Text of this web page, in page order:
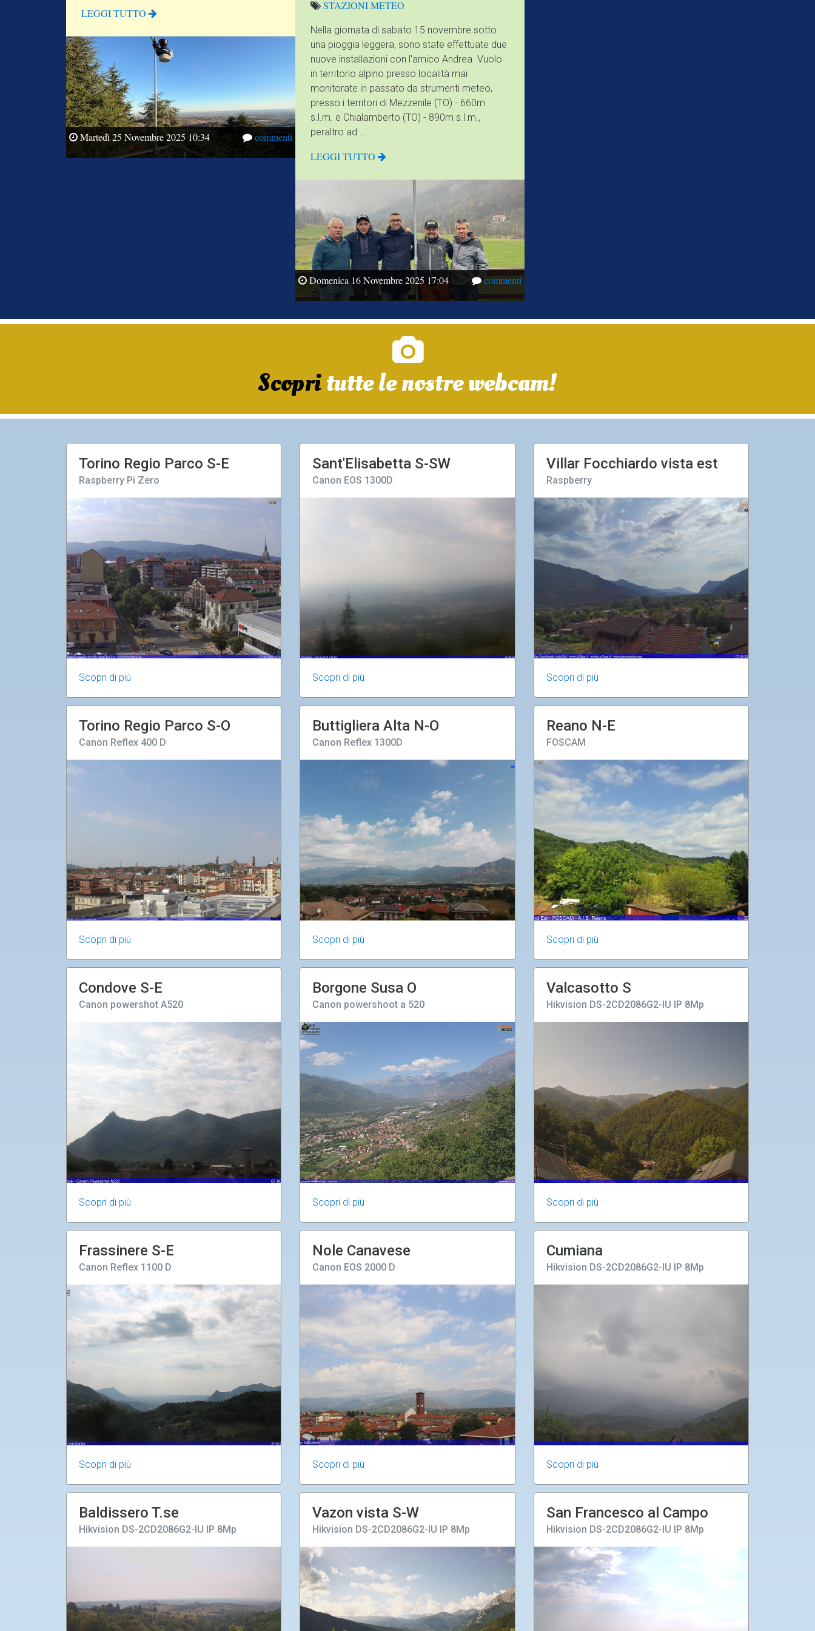
Precipitazione oraria (mm) Accumulo precipitazioni
(mm)
12:00 AM 08:00 AM
0
2
LEGGI TUTTO
Martedì 25 Novembre 2025 10:34 commenti
STAZIONIMETEO
Nella giornata di sabato 15 novembre sotto
una pioggia leggera, sono state effettuate due
nuove installazioni con l'amico Andrea Vuolo
in territorio alpino presso località mai
monitorate in passato da strumenti meteo,
presso i territori di Mezzenile (TO) - 660m
s.l.m. e Chialamberto (TO) - 890m s.l.m.,
peraltro ad …
LEGGI TUTTO
Domenica 16 Novembre 2025 17:04 commenti
Scopritutte le nostre webcam!
Torino Regio Parco S-E
Raspberry Pi Zero
Scopri di più
Sant'Elisabetta S-SW
Canon EOS 1300D
Scopri di più
Villar Focchiardo vista est
Raspberry
Scopri di più
Torino Regio Parco S-O
Canon Reflex 400 D
Scopri di più
Buttigliera Alta N-O
Canon Reflex 1300D
Scopri di più
Reano N-E
FOSCAM
Scopri di più
Condove S-E
Canon powershot A520
Scopri di più
Borgone Susa O
Canon powershoot a 520
Scopri di più
Valcasotto S
Hikvision DS-2CD2086G2-IU IP 8Mp
Scopri di più
Frassinere S-E
Canon Reflex 1100 D
Scopri di più
Nole Canavese
Canon EOS 2000 D
Scopri di più
Cumiana
Hikvision DS-2CD2086G2-IU IP 8Mp
Scopri di più
Baldissero T.se
Hikvision DS-2CD2086G2-IU IP 8Mp
Vazon vista S-W
Hikvision DS-2CD2086G2-IU IP 8Mp
San Francesco al Campo
Hikvision DS-2CD2086G2-IU IP 8Mp